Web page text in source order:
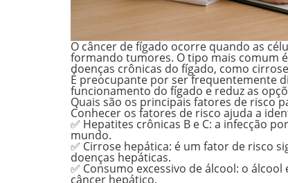
O câncer de fígado ocorre quando as
formando tumores. O tipo mais comum
doenças crônicas do fígado, como
É preocupante por ser frequentemente
funcionamento do fígado e reduz as
Quais são os principais fatores de risco
Conhecer os fatores de risco ajuda a
✅ Hepatites crônicas B e C: a infecção
mundo.
✅ Cirrose hepática: é um fator de risco
doenças hepáticas.
✅ Consumo excessivo de álcool: o álcool
câncer hepático.